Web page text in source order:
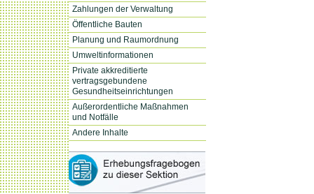
Zahlungen der Verwaltung
Öffentliche Bauten
Planung und Raumordnung
Umweltinformationen
Private akkreditierte
vertragsgebundene
Gesundheitseinrichtungen
Außerordentliche Maßnahmen
und Notfälle
Andere Inhalte